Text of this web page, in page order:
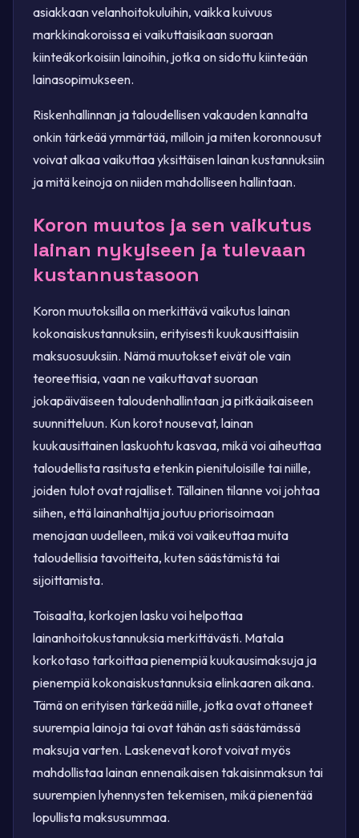
asiakkaan velanhoitokuluihin, vaikka kuivuus
markkinakoroissa ei vaikuttaisikaan suoraan
kiinteäkorkoisiin lainoihin, jotka on sidottu kiinteään
lainasopimukseen.
Riskenhallinnan ja taloudellisen vakauden kannalta
onkin tärkeää ymmärtää, milloin ja miten koronnousut
voivat alkaa vaikuttaa yksittäisen lainan kustannuksiin
ja mitä keinoja on niiden mahdolliseen hallintaan.
Koron muutos ja sen vaikutus
lainan nykyiseen ja tulevaan
kustannustasoon
Koron muutoksilla on merkittävä vaikutus lainan
kokonaiskustannuksiin, erityisesti kuukausittaisiin
maksuosuuksiin. Nämä muutokset eivät ole vain
teoreettisia, vaan ne vaikuttavat suoraan
jokapäiväiseen taloudenhallintaan ja pitkäaikaiseen
suunnitteluun. Kun korot nousevat, lainan
kuukausittainen laskuohtu kasvaa, mikä voi aiheuttaa
taloudellista rasitusta etenkin pienituloisille tai niille,
joiden tulot ovat rajalliset. Tällainen tilanne voi johtaa
siihen, että lainanhaltija joutuu priorisoimaan
menojaan uudelleen, mikä voi vaikeuttaa muita
taloudellisia tavoitteita, kuten säästämistä tai
sijoittamista.
Toisaalta, korkojen lasku voi helpottaa
lainanhoitokustannuksia merkittävästi. Matala
korkotaso tarkoittaa pienempiä kuukausimaksuja ja
pienempiä kokonaiskustannuksia elinkaaren aikana.
Tämä on erityisen tärkeää niille, jotka ovat ottaneet
suurempia lainoja tai ovat tähän asti säästämässä
maksuja varten. Laskenevat korot voivat myös
mahdollistaa lainan ennenaikaisen takaisinmaksun tai
suurempien lyhennysten tekemisen, mikä pienentää
lopullista maksusummaa.